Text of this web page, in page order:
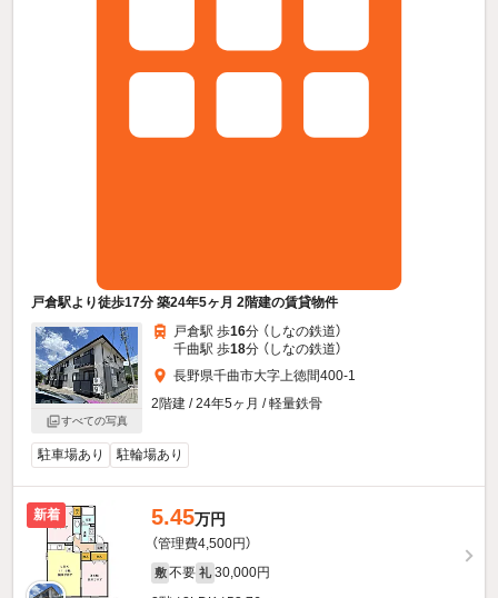
戸倉駅より徒歩17分 築24年5ヶ月 2階建の賃貸物件
すべての写真
戸倉駅 歩16分 （しなの鉄道）
千曲駅 歩18分 （しなの鉄道）
長野県千曲市大字上徳間400-1
2階建 / 24年5ヶ月 / 軽量鉄骨
駐車場あり 駐輪場あり
新着 5.45万円
（管理費4,500円）
敷 不要 礼 30,000円